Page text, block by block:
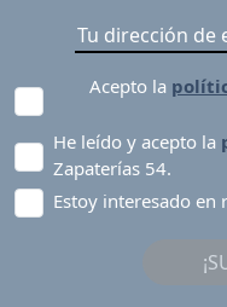
Acepto la
He leído y acepto la
Zapaterías 54.
Estoy interesado en